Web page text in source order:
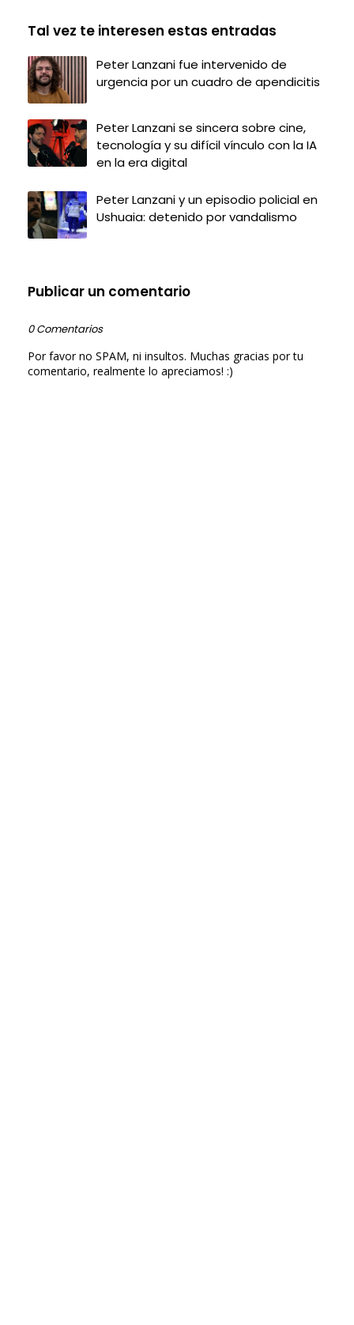
Tal vez te interesen estas entradas
Peter Lanzani fue intervenido de
urgencia por un cuadro de apendicitis
Peter Lanzani se sincera sobre cine,
tecnología y su difícil vínculo con la IA
en la era digital
Peter Lanzani y un episodio policial en
Ushuaia: detenido por vandalismo
Publicar un comentario
0 Comentarios
Por favor no SPAM, ni insultos. Muchas gracias por tu
comentario, realmente lo apreciamos! :)